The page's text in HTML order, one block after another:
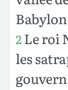
2Le roi
les